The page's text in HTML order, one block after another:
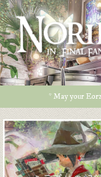
* May your